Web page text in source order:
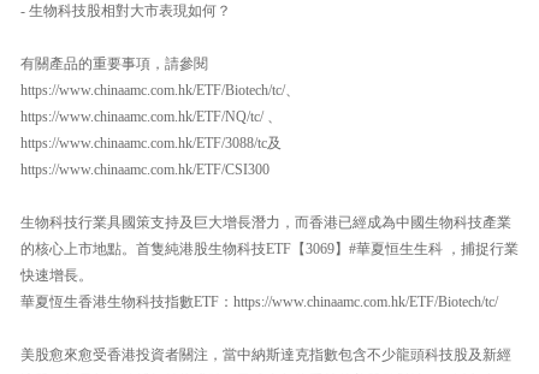
- 生物科技股相對大市表現如何？
有關產品的重要事項，請參閱
https://www.chinaamc.com.hk/ETF/Biotech/tc/、
https://www.chinaamc.com.hk/ETF/NQ/tc/ 、
https://www.chinaamc.com.hk/ETF/3088/tc及
https://www.chinaamc.com.hk/ETF/CSI300
生物科技行業具國策支持及巨大增長潛力，而香港已經成為中國生物科技產業
的核心上市地點。首隻純港股生物科技ETF【3069】#華夏恒生生科 ，捕捉行業
快速增長。
華夏恆生香港生物科技指數ETF：https://www.chinaamc.com.hk/ETF/Biotech/tc/
美股愈來愈受香港投資者關注，當中納斯達克指數包含不少龍頭科技股及新經